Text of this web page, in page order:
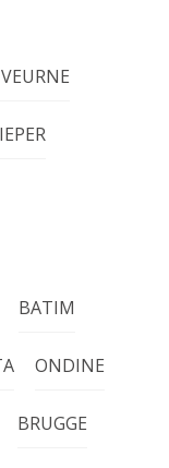
BATIM
ONDINE
BRUGGE